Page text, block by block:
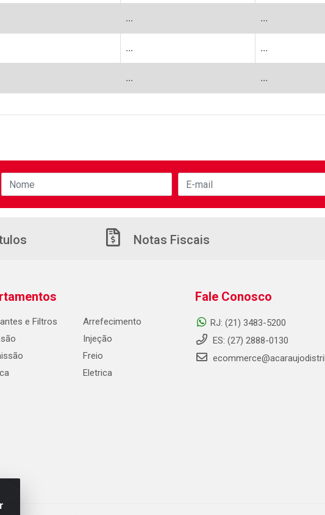
... ...
... ...
... ...
Notas Fiscais
e Filtros
Arrefecimento
Injeção
Freio
Eletrica
Fale Conosco
RJ: (21) 3483-5200
ES: (27) 2888-0130